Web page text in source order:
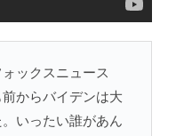
ックスニュース
からバイデンは大
いったい誰があん